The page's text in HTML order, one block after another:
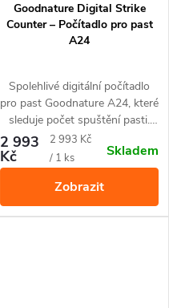
Goodnature Digital Strike
Counter – Počítadlo pro past
A24
Spolehlivé digitální počítadlo
pro past Goodnature A24, které
sleduje počet spuštění pasti.
Snadná instalace a dlouhá
životnost.
2 993
Kč
Měrná
cena:
2 993 Kč
/ 1 ks
Skladem
Zobrazit